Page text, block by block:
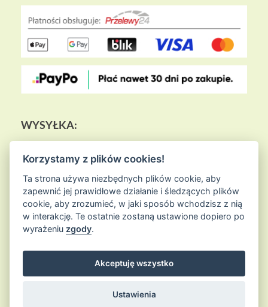
WYSYŁKA:
© 2026Sklep Ziołowa Wyspais proudly powered by
Entries (RSS) and Comments (RSS)
Korzystamy z plików cookies!
Ta strona używa niezbędnych plików cookie, aby
zapewnić jej prawidłowe działanie i śledzących plików
cookie, aby zrozumieć, w jaki sposób wchodzisz z nią
w interakcję. Te ostatnie zostaną ustawione dopiero po
wyrażeniu zgody.
Akceptuję wszystko
Ustawienia